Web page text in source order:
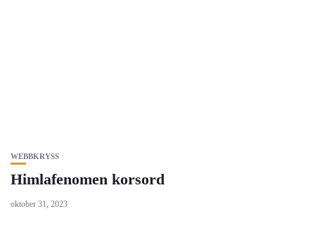
WEBBKRYSS
Himlafenomen korsord
oktober 31, 2023